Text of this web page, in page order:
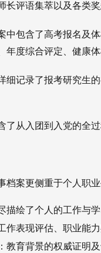
长评语集萃以及各类奖
中包含了高考报名及
年度综合评定、健康
细记录了报考研究生
了从入团到入党的全
档案更侧重于个人职
描绘了个人的工作与学
作表现评估、职业能
：教育背景的权威证明